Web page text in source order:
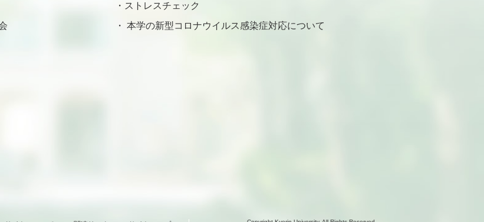
ストレスチェック
本学の新型コロナウイルス感染症対応について